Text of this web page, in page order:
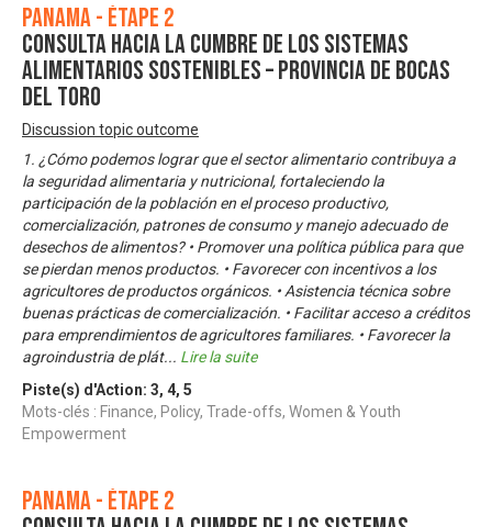
Panama - Étape 2
Consulta Hacia la Cumbre de los Sistemas
Alimentarios Sostenibles – Provincia de Bocas
del Toro
Discussion topic outcome
1. ¿Cómo podemos lograr que el sector alimentario contribuya a
la seguridad alimentaria y nutricional, fortaleciendo la
participación de la población en el proceso productivo,
comercialización, patrones de consumo y manejo adecuado de
desechos de alimentos? • Promover una política pública para que
se pierdan menos productos. • Favorecer con incentivos a los
agricultores de productos orgánicos. • Asistencia técnica sobre
buenas prácticas de comercialización. • Facilitar acceso a créditos
para emprendimientos de agricultores familiares. • Favorecer la
agroindustria de plát... Lire la suite
Piste(s) d'Action: 3, 4, 5
Mots-clés : Finance, Policy, Trade-offs, Women & Youth
Empowerment
Panama - Étape 2